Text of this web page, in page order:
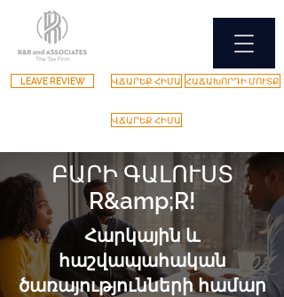
ՀԱՃԱԽՈՐԴԻ ՄՈՒՏՔ
ՎՃԱՐԵՔ ՀԻՄԱ
LEAVE REVIEW
ՎՃԱՐԵՔ ՀԻՄԱ
ԲԱՐԻ ԳԱԼՈՒՍՏ
R&amp;R!
Հարկային և
հաշվապահական
ծառայությունների համար